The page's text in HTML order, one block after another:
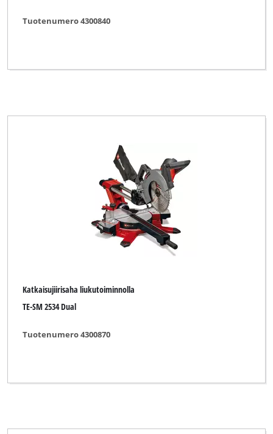
Tuotenumero 4300840
Katkaisujiirisaha liukutoiminnolla
TE-SM 2534 Dual
Tuotenumero 4300870